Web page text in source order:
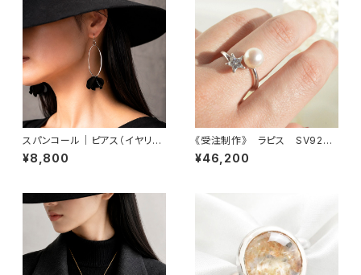
スパンコール｜ピアス（イヤリン
グ交換可）
¥8,800
《受注制作》 ラピス SV925
淡水真珠 キュービックジル
コニア リング
¥46,200